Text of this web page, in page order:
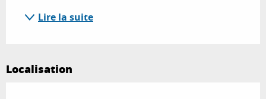
Lire la suite
Localisation